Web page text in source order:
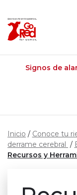
Signos de
Inicio
Conoce tu
derrame cerebral
Recursos y